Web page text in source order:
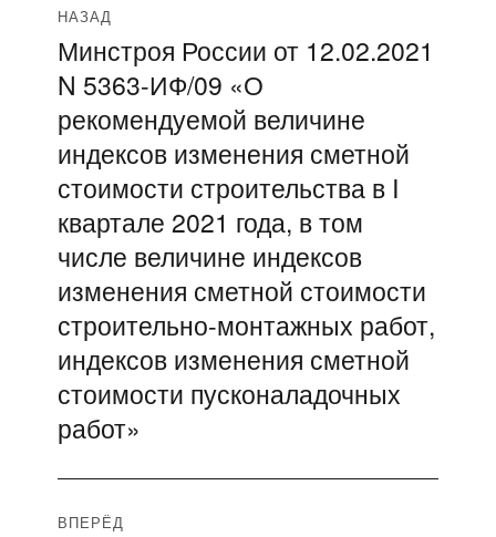
Навигация
по
записям
НАЗАД
Предыдущая
запись:
Минстроя России от 12.02.2021
N 5363-ИФ/09 «О
рекомендуемой величине
индексов изменения сметной
стоимости строительства в I
квартале 2021 года, в том
числе величине индексов
изменения сметной стоимости
строительно-монтажных работ,
индексов изменения сметной
стоимости пусконаладочных
работ»
ВПЕРЁД